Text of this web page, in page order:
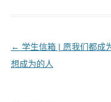
文
章
← 学生信箱 | 愿我们都成
想成为的人